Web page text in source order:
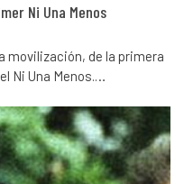
Ni Una Menos
movilización, de la primera
Ni Una Menos.…